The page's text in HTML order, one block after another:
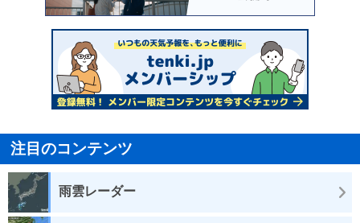
注目のコンテンツ
雨雲レーダー